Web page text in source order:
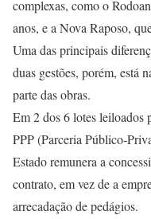
complexas, como o
anos, e a Nova Raposo,
Uma das principais
duas gestões, porém, está
parte das obras.
Em 2 dos 6 lotes leiloados
PPP (Parceria Público-
Estado remunera a
contrato, em vez de a
arrecadação de pedágios.